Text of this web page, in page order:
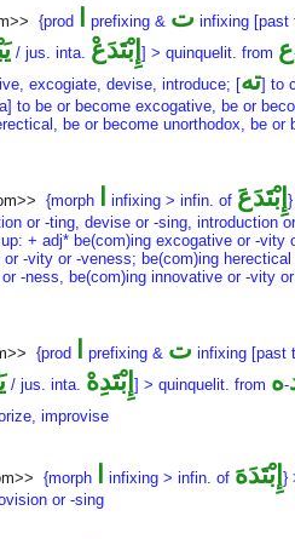
{prod prefixing & ت infixing [past
/ jus. inta. إِبْتَدَعْ ] > quinquelit. from ع
excogiate, devise, introduce; [ته] to
to be or become excogative, be or
be or become unorthodox, be or
{morph infixing > infin. of إِبْتَدَعَ
or -ting, devise or -sing, introduction
+ adj* be(com)ing excogative or -vity
-vity or -veness; be(com)ing herectical
-ness, be(com)ing innovative or -vity
{prod prefixing & ت infixing [past
/ jus. inta. إِبْتَدِهْ ] > quinquelit. from -ه
improvise
{morph infixing > infin. of إِبْتَدَهَ }
or -sing